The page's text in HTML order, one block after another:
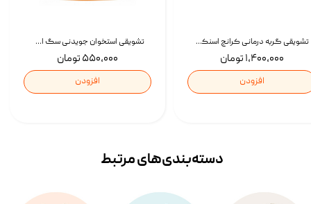
تشویقی استخوان جویدنی سگ اسنکی کرانچی با طعم مرغ Snacky Crunchy Munchy وزن 100 گرم
۵۵۰,۰۰۰ تومان
افزودن
تشویقی گربه درمانی کرانچ اسنکی با طعم میکس Snacky Crunch Cat Treats وزن 60 گرم بسته 4 عددی
۱,۴۰۰,۰۰۰ تومان
افزودن
دسته‌بندی‌‌های مرتبط